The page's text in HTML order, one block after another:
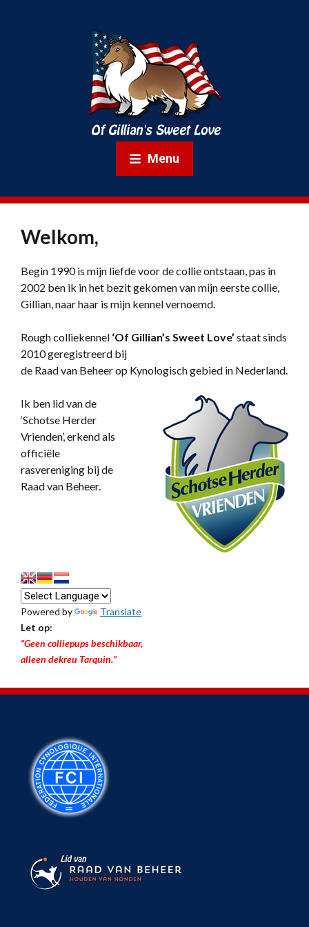
Menu
Welkom,
Begin 1990 is mijn liefde voor de collie ontstaan, pas in
2002 ben ik in het bezit gekomen van mijn eerste collie,
Gillian, naar haar is mijn kennel vernoemd.
Rough colliekennel ‘Of Gillian’s Sweet Love’ staat sinds
2010 geregistreerd bij
de Raad van Beheer op Kynologisch gebied in Nederland.
Ik ben lid van de
‘Schotse Herder
Vrienden’, erkend als
officiële
rasvereniging bij de
Raad van Beheer.
Powered by
Translate
Let op:
“Geen colliepups beschikbaar,
alleen dekreu Tarquin.”